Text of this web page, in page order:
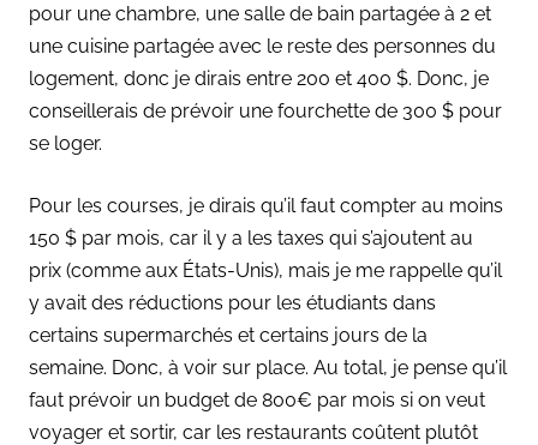
pour une chambre, une salle de bain partagée à 2 et
une cuisine partagée avec le reste des personnes du
logement, donc je dirais entre 200 et 400 $. Donc, je
conseillerais de prévoir une fourchette de 300 $ pour
se loger.
Pour les courses, je dirais qu’il faut compter au moins
150 $ par mois, car il y a les taxes qui s’ajoutent au
prix (comme aux États-Unis), mais je me rappelle qu’il
y avait des réductions pour les étudiants dans
certains supermarchés et certains jours de la
semaine. Donc, à voir sur place. Au total, je pense qu’il
faut prévoir un budget de 800€ par mois si on veut
voyager et sortir, car les restaurants coûtent plutôt